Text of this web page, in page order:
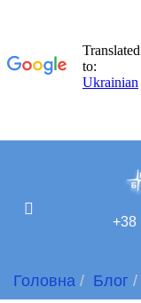
+38
Головна Блог